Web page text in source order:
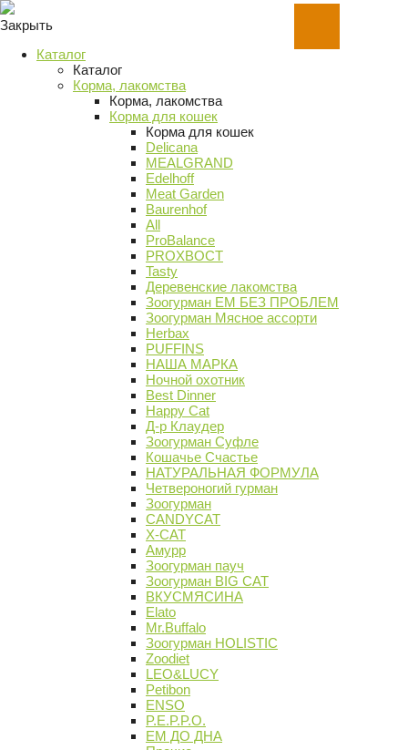
Закрыть
Каталог
Каталог
Корма, лакомства
Корма, лакомства
Корма для кошек
Корма для кошек
Delicana
MEALGRAND
Edelhoff
Meat Garden
Baurenhof
All
ProBalance
PROХВОСТ
Tasty
Деревенские лакомства
Зоогурман ЕМ БЕЗ ПРОБЛЕМ
Зоогурман Мясное ассорти
Herbax
PUFFINS
НАША МАРКА
Ночной охотник
Best Dinner
Happy Cat
Д-р Клаудер
Зоогурман Суфле
Кошачье Счастье
НАТУРАЛЬНАЯ ФОРМУЛА
Четвероногий гурман
Зоогурман
CANDYCAT
X-CAT
Амурр
Зоогурман пауч
Зоогурман BIG CAT
ВКУСМЯСИНА
Elato
Mr.Buffalo
Зоогурман HOLISTIC
Zoodiet
LEO&LUCY
Petibon
ENSO
P.E.P.P.O.
ЕМ ДО ДНА